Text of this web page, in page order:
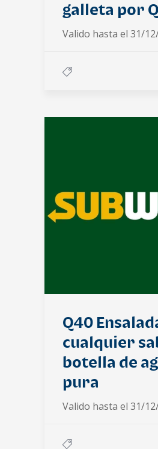
galleta por
Valido hasta el 31/
Q40
cualquier
botella de
pura
Valido hasta el 31/